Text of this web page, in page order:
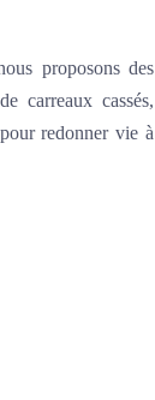
proposons des
carreaux cassés,
redonner vie à